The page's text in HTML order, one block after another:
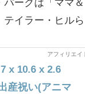
ークは「ママ＆
イラー・ヒルら
x 10.6 x 2.6
産祝い(アニマ